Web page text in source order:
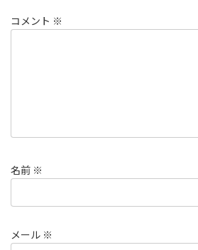
コメント ※
名前 ※
メール ※